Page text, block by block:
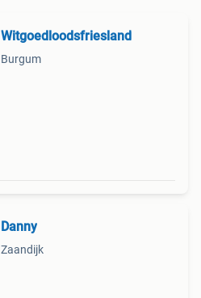
Witgoedloodsfriesland
Burgum
Danny
Zaandijk